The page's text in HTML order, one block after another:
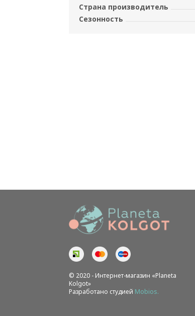
Страна производитель
Сезонность
© 2020 - Интернет-магазин «Planeta
Kolgot»
Разработано студией Mobios.